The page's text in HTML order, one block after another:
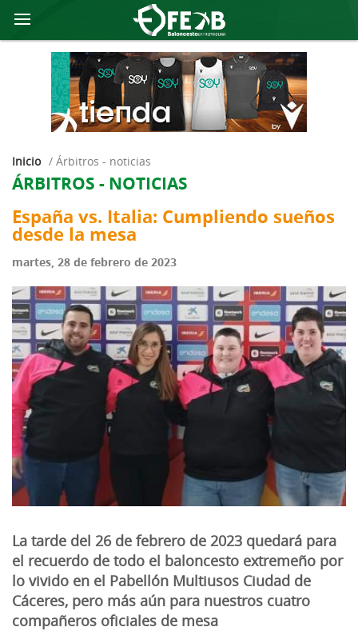
Inicio / árbitros - noticias
ÁRBITROS - NOTICIAS
España vs. Italia: Cumpliendo sueños
desde la mesa
martes, 28 de febrero de 2023
La tarde del 26 de febrero de 2023 quedará para
el recuerdo de todo el baloncesto extremeño por
lo vivido en el Pabellón Multiusos Ciudad de
Cáceres, pero más aún para nuestros cuatro
compañeros oficiales de mesa